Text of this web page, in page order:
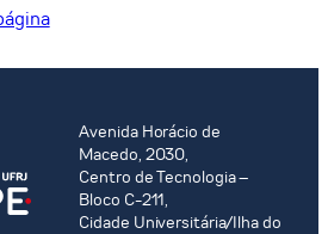
Avenida Horácio de
Macedo, 2030,
Centro de Tecnologia –
Bloco C-211,
Cidade Universitária/Ilha do